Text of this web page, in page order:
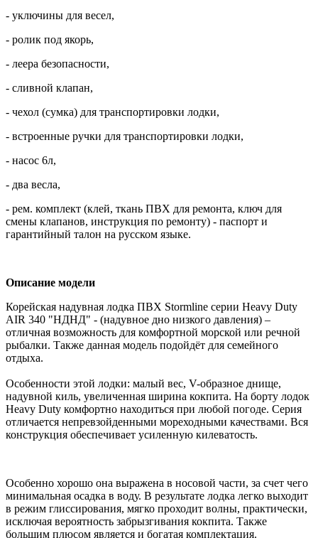
- уключины для весел,
- ролик под якорь,
- леера безопасности,
- сливной клапан,
- чехол (сумка) для транспортировки лодки,
- встроенные ручки для транспортировки лодки,
- насос 6л,
- два весла,
- рем. комплект (клей, ткань ПВХ для ремонта, ключ для
смены клапанов, инструкция по ремонту) - паспорт и
гарантийный талон на русском языке.
Описание модели
Корейская надувная лодка ПВХ Stormline серии Heavy Duty
AIR 340 "НДНД" - (надувное дно низкого давления) –
отличная возможность для комфортной морской или речной
рыбалки. Также данная модель подойдёт для семейного
отдыха.
Особенности этой лодки: малый вес, V-образное днище,
надувной киль, увеличенная ширина кокпита. На борту лодок
Heavy Duty комфортно находиться при любой погоде. Серия
отличается непревзойденными мореходными качествами. Вся
конструкция обеспечивает усиленную килеватость.
Особенно хорошо она выражена в носовой части, за счет чего
минимальная осадка в воду. В результате лодка легко выходит
в режим глиссирования, мягко проходит волны, практически,
исключая вероятность забрызгивания кокпита. Также
большим плюсом является и богатая комплектация.